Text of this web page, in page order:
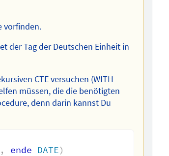
vorfinden.
der Tag der Deutschen Einheit in
CTE versuchen (WITH
müssen, die die benötigten
denn darin kannst Du
, ende DATE)